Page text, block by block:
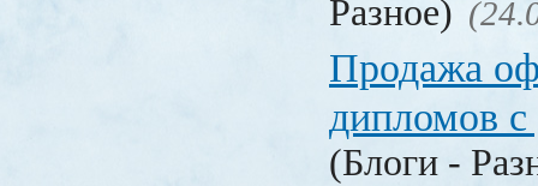
Разное)
Продажа
дипломов с
(Блоги -